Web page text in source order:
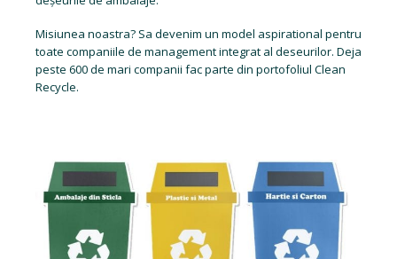
Misiunea noastra? Sa devenim un model aspirational pentru
toate companiile de management integrat al deseurilor. Deja
peste 600 de mari companii fac parte din portofoliul Clean
Recycle.